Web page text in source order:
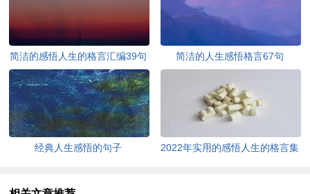
简洁的感悟人生的格言汇编39句 简洁的人生感悟格言67句
经典人生感悟的句子
2022年实用的感悟人生的格言集